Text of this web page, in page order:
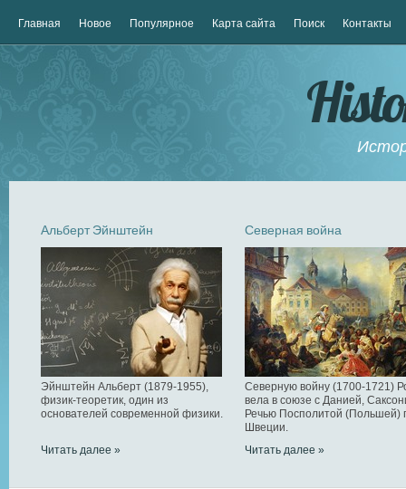
Главная Новое Популярное Карта сайта Поиск Контакты
Альберт Эйнштейн
Эйнштейн Альберт (1879-1955),
физик-теоретик, один из
основателей современной физики.
Читать далее »
Северная война
Северную войну (1700-1721)
вела в союзе с Данией,
Речью Посполитой (Польшей)
Швеции.
Читать далее »